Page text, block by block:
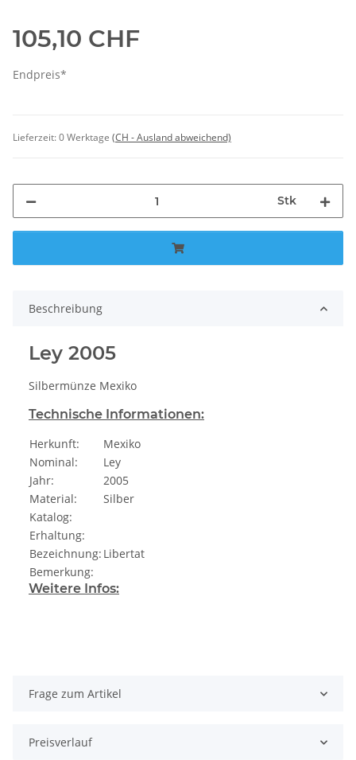
105,10 CHF
Endpreis*
Lieferzeit:0 Werktage (CH - Ausland abweichend)
Stk
Beschreibung
Ley 2005
Silbermünze Mexiko
Technische Informationen:
Herkunft:
Mexiko
Nominal:
Ley
Jahr:
2005
Material:
Silber
Katalog:
Erhaltung:
Bezeichnung: Libertat
Bemerkung:
Weitere Infos:
Frage zum Artikel
Preisverlauf